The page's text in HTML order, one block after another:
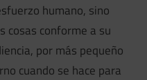
humano, sino
cosas conforme a su
por más pequeño
cuando se hace para